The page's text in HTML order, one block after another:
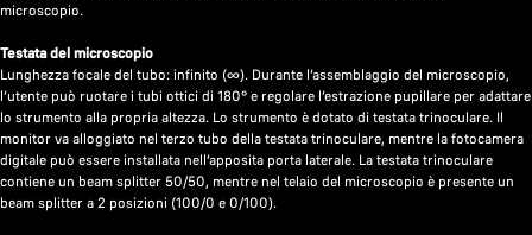
microscopio.
Testata del microscopio
Lunghezza focale del tubo: infinito (∞). Durante l’assemblaggio del microscopio,
l’utente può ruotare i tubi ottici di 180° e regolare l’estrazione pupillare per adattare
lo strumento alla propria altezza. Lo strumento è dotato di testata trinoculare. Il
monitor va alloggiato nel terzo tubo della testata trinoculare, mentre la fotocamera
digitale può essere installata nell’apposita porta laterale. La testata trinoculare
contiene un beam splitter 50/50, mentre nel telaio del microscopio è presente un
beam splitter a 2 posizioni (100/0 e 0/100).